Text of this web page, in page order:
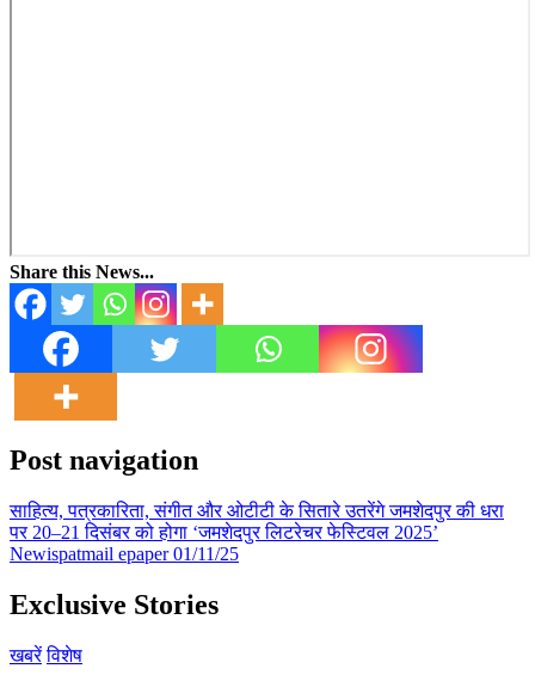
Share this News...
Post navigation
साहित्य, पत्रकारिता, संगीत और ओटीटी के सितारे उतरेंगे जमशेदपुर की धरा
पर 20–21 दिसंबर को होगा ‘जमशेदपुर लिटरेचर फेस्टिवल 2025’
Newispatmail epaper 01/11/25
Exclusive Stories
खबरें विशेष